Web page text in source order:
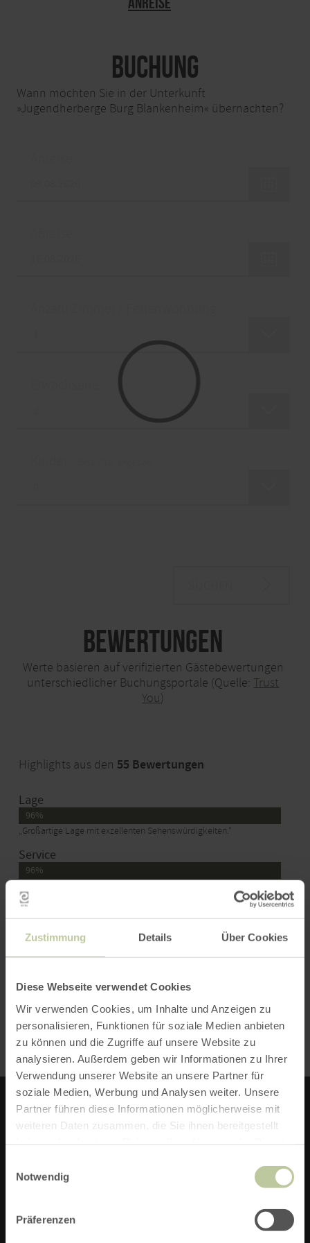
Zustimmung Details Über Cookies
Diese Webseite verwendet Cookies
Wir verwenden Cookies, um Inhalte und Anzeigen zu
personalisieren, Funktionen für soziale Medien anbieten
zu können und die Zugriffe auf unsere Website zu
analysieren. Außerdem geben wir Informationen zu Ihrer
Verwendung unserer Website an unsere Partner für
soziale Medien, Werbung und Analysen weiter. Unsere
Partner führen diese Informationen möglicherweise mit
weiteren Daten zusammen, die Sie ihnen bereitgestellt
Notwendig
Präferenzen
Buchung
Wann möchten Sie in der Unterkunft
»Jugendherberge Burg Blankenheim« übernachten?
Bewertungen
Werte basieren auf verifizierten Gästebewertungen
unterschiedlicher Buchungsportale (Quelle: Trust
You)
Highlights aus den 55 Bewertungen
Lage
96%
„Großartige Lage mit exzellenten Sehenswürdigkeiten.“
Service
96%
Stimmung
„Tolle Stimmung.“
„Köstliches Essen.“
Zimmer
„Tolles Zimmer.“
JUGENDHERBERGE BURG
53945 Blankenheim